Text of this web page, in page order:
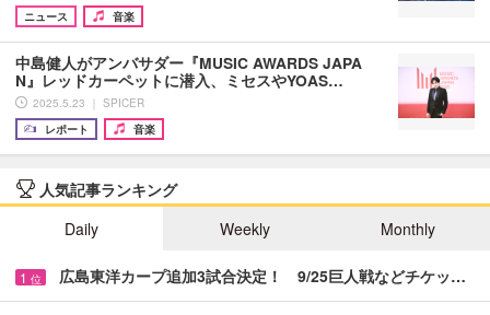
ニュース
音楽
中島健人がアンバサダー『MUSIC AWARDS JAPA
N』レッドカーペットに潜入、ミセスやYOAS…
2025.5.23 ｜ SPICER
レポート
音楽
人気記事ランキング
Daily
Weekly Monthly
1 位 広島東洋カープ追加3試合決定！ 9/25巨人戦などチケッ…